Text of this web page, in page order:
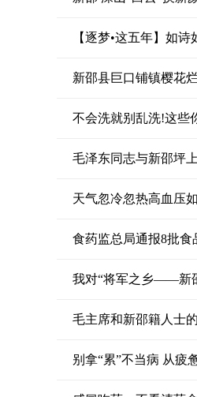
【逐梦•这五年】如诗
新邵县巨口铺镇樱花
不会洗就别乱洗!这些
毛泽东同志与新邵坪
天气忽冷忽热高血压
食药监总局通报8批
我对“将军之乡——新
毛主席和新邵籍人士
别拿“累”不当病 从疲